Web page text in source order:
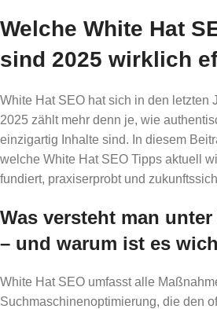
Welche White Hat
sind 2025 wirklich
White Hat SEO hat sich in den letzten
2025 zählt mehr denn je, wie
einzigartig Inhalte sind. In diesem
welche White Hat SEO Tipps aktuell
fundiert, praxiserprobt und
Was versteht man
– und warum ist es
White Hat SEO umfasst alle
Suchmaschinenoptimierung, die den